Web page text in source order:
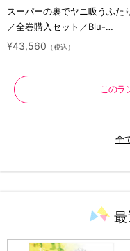
スーパーの裏でヤニ吸うふた
／全巻購入セット／Blu-
ray（アニまるっ！オリジナル
¥43,560 （税込）
このラ
全